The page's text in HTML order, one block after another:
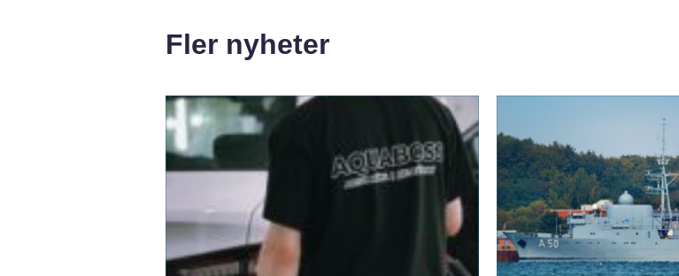
Fler nyheter